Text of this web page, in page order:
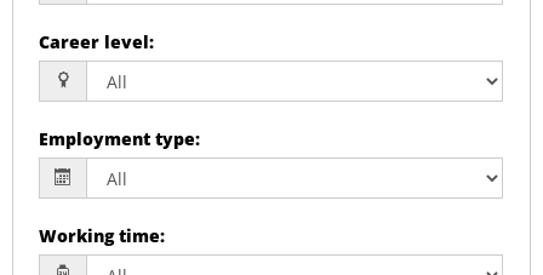
Career level:
Employment type:
Working time: